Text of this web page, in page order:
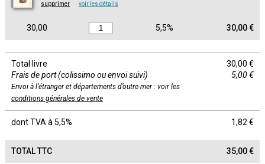
supprimer
voir les détails
30,00 5,5% 30,00 €
Total livre
Frais de port (colissimo ou envoi suivi)
Envoi à l’étranger et départements d’outre-mer : voir les
conditions générales de vente
30,00 €
5,00 €
dont TVA à 5,5% 1,82 €
TOTAL TTC 35,00 €